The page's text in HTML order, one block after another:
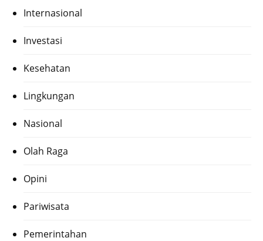
Internasional
Investasi
Kesehatan
Lingkungan
Nasional
Olah Raga
Opini
Pariwisata
Pemerintahan